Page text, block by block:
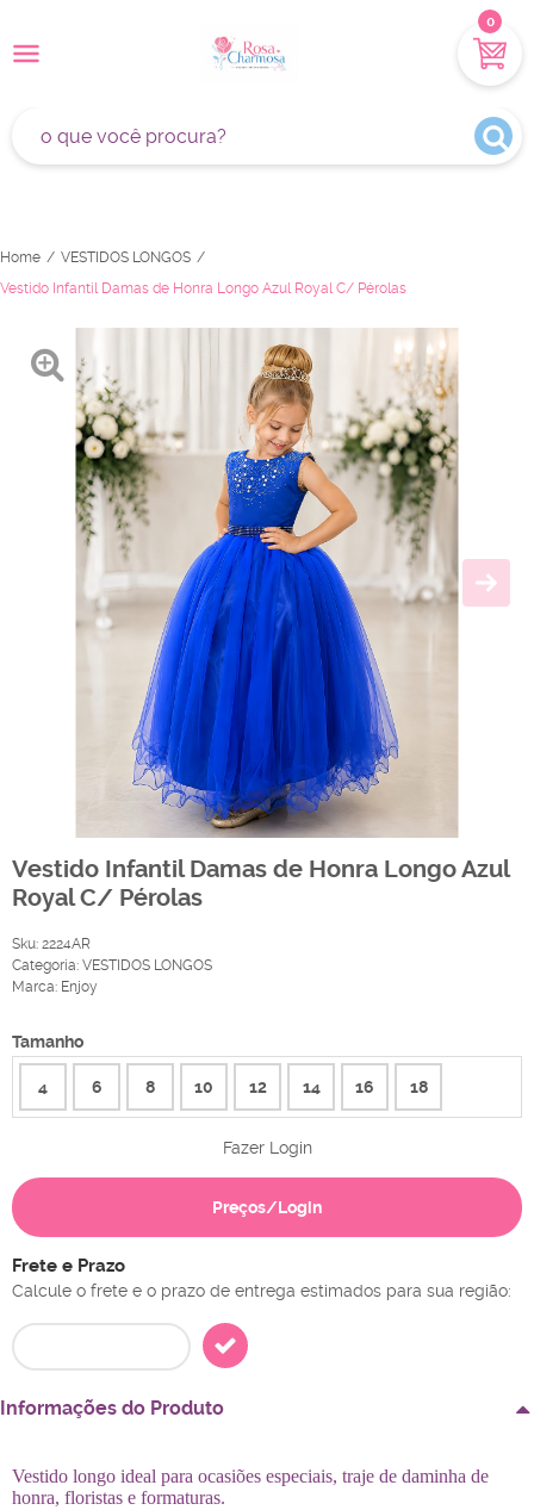
0
Home
VESTIDOS LONGOS
Vestido Infantil Damas de Honra Longo Azul Royal C/ Pérolas
Vestido Infantil Damas de Honra Longo Azul
Royal C/ Pérolas
Sku: 2224AR
Categoria: VESTIDOS LONGOS
Marca: Enjoy
Tamanho
4 6 8 10 12 14 16 18
Fazer Login
Preços/Login
Frete e Prazo
Calcule o frete e o prazo de entrega estimados para sua região:
Informações do Produto
Vestido longo ideal para ocasiões especiais, traje de daminha de
honra, floristas e formaturas.